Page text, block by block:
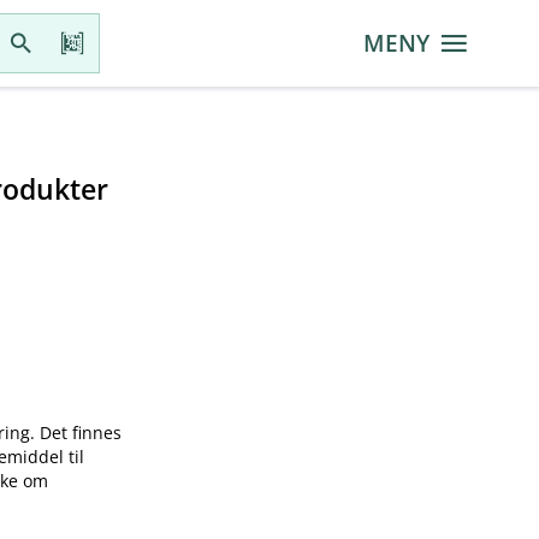
MENY
Det finnes
til
om